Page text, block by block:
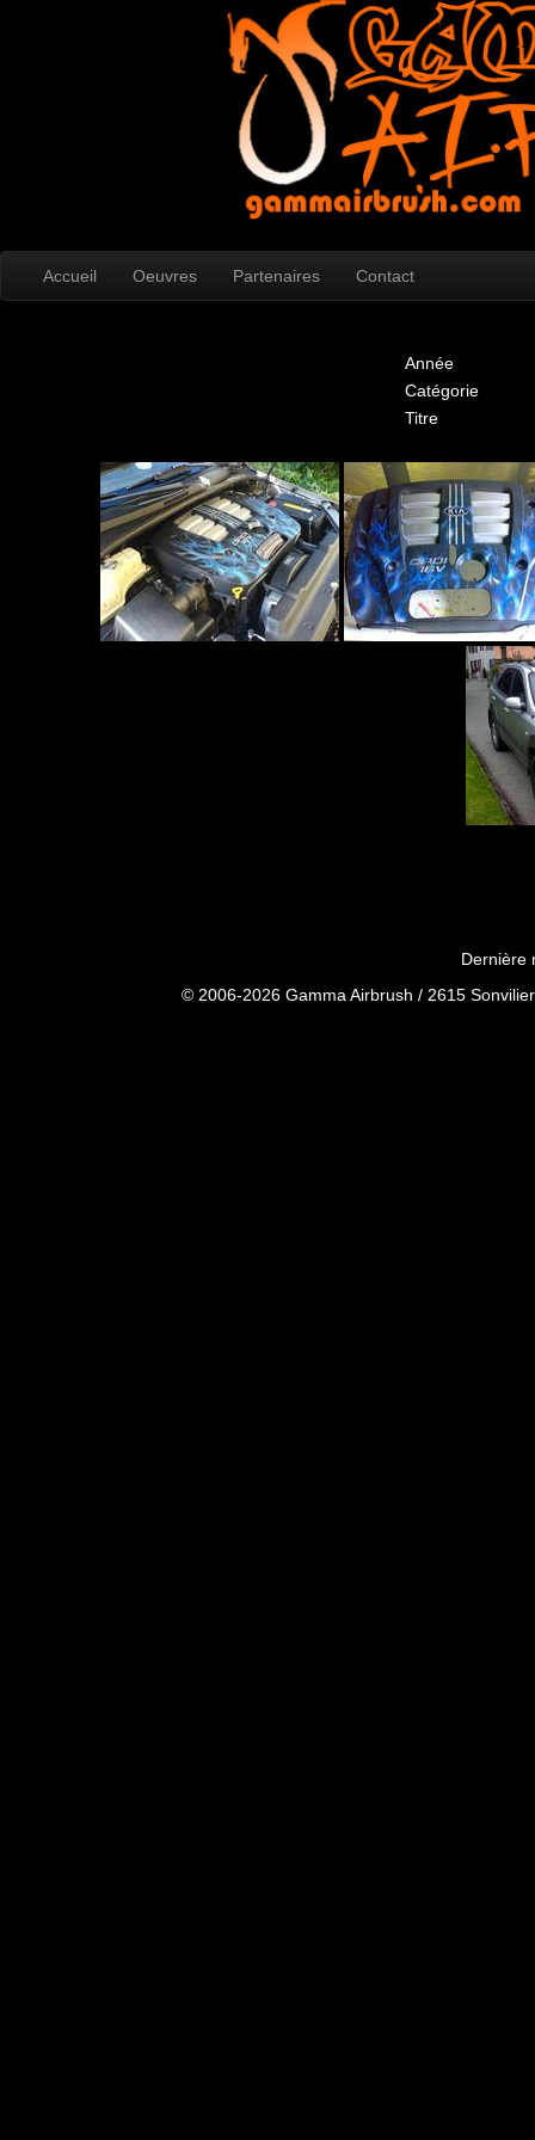
Accueil Oeuvres Partenaires Contact
Année
Catégorie
Titre
Dernière
© 2006-2026 Gamma Airbrush / 2615